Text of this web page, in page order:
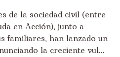
de la sociedad civil (entre
en Acción), junto a
familiares, han lanzado un
la creciente vul...